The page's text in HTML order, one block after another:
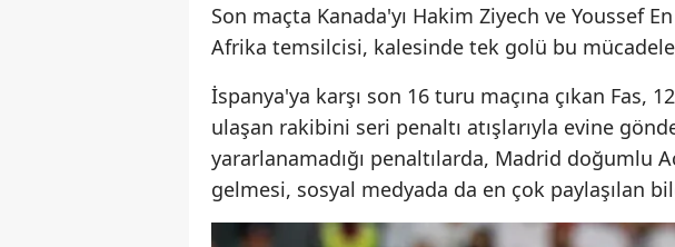
Son maçta Kanada'yı Hakim Ziyech ve Youssef
Afrika temsilcisi, kalesinde tek golü bu
İspanya'ya karşı son 16 turu maçına çıkan Fas,
ulaşan rakibini seri penaltı atışlarıyla evine
yararlanamadığı penaltılarda, Madrid doğumlu
gelmesi, sosyal medyada da en çok paylaşılan